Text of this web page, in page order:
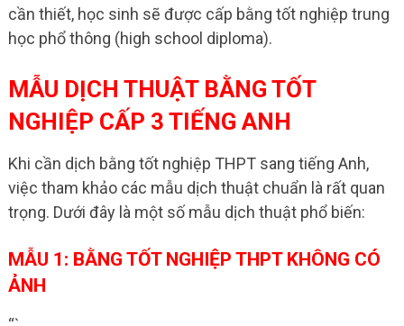
cần thiết, học sinh sẽ được cấp bằng tốt nghiệp trung
học phổ thông (high school diploma).
MẪU DỊCH THUẬT BẰNG TỐT
NGHIỆP CẤP 3 TIẾNG ANH
Khi cần dịch bằng tốt nghiệp THPT sang tiếng Anh,
việc tham khảo các mẫu dịch thuật chuẩn là rất quan
trọng. Dưới đây là một số mẫu dịch thuật phổ biến:
MẪU 1: BẰNG TỐT NGHIỆP THPT KHÔNG CÓ
ẢNH